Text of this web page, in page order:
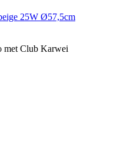
25W Ø57,5cm
met Club Karwei